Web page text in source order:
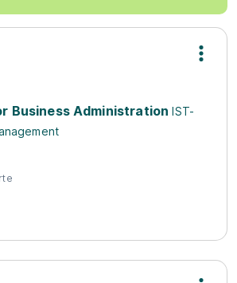
Business Administration IST-